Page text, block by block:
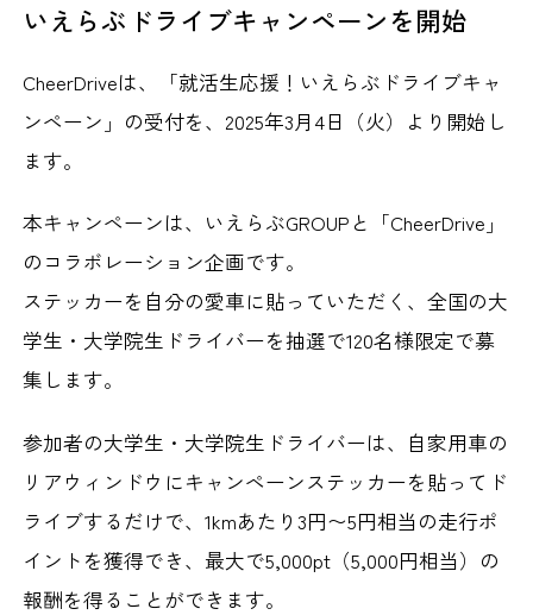
いえらぶドライブキャンペーンを開始
CheerDriveは、「就活生応援！いえらぶドライブキャ
ンペーン」の受付を、2025年3月4日（火）より開始し
ます。
本キャンペーンは、いえらぶGROUPと「CheerDrive」
のコラボレーション企画です。
ステッカーを自分の愛車に貼っていただく、全国の大
学生・大学院生ドライバーを抽選で120名様限定で募
集します。
参加者の大学生・大学院生ドライバーは、自家用車の
リアウィンドウにキャンペーンステッカーを貼ってド
ライブするだけで、1kmあたり3円〜5円相当の走行ポ
イントを獲得でき、最大で5,000pt（5,000円相当）の
報酬を得ることができます。